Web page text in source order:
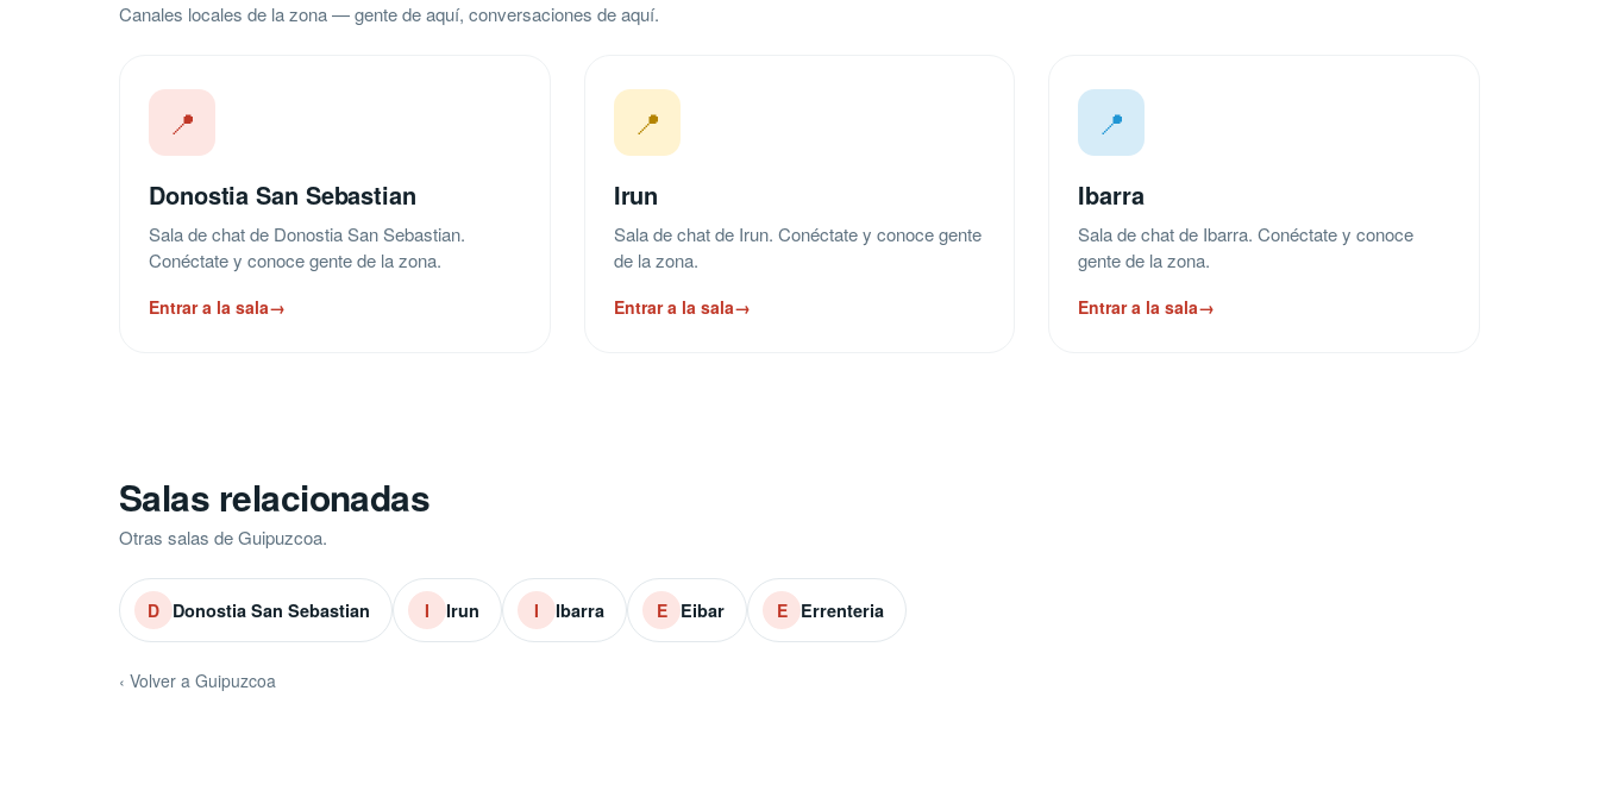
Canales locales de la zona — gente de aquí, conversaciones de aquí.
📍
Donostia San Sebastian
Sala de chat de Donostia San Sebastian.
Conéctate y conoce gente de la zona.
Entrar a la sala→
📍
Irun
Sala de chat de Irun. Conéctate y conoce gente
de la zona.
Entrar a la sala→
📍
Ibarra
Sala de chat de Ibarra. Conéctate y conoce
gente de la zona.
Entrar a la sala→
Salas relacionadas
Otras salas de Guipuzcoa.
D Donostia San Sebastian I Irun I Ibarra E Eibar E Errenteria
‹ Volver a Guipuzcoa